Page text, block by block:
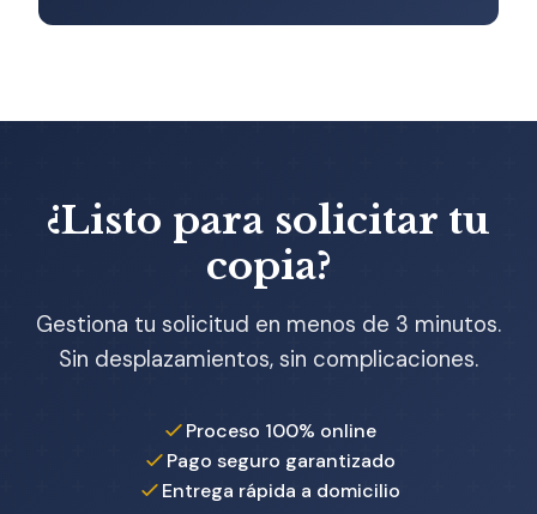
¿Listo para solicitar tu
copia?
Gestiona tu solicitud en menos de 3 minutos.
Sin desplazamientos, sin complicaciones.
Proceso 100% online
Pago seguro garantizado
Entrega rápida a domicilio